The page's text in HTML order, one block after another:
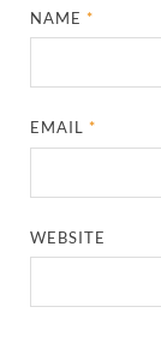
NAME*
EMAIL*
WEBSITE